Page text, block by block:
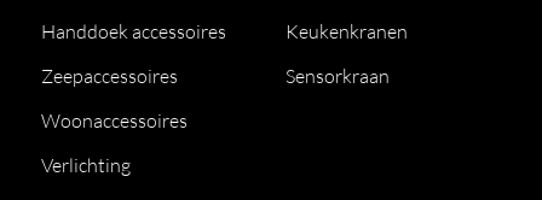
Handdoek accessoires
Zeepaccessoires
Woonaccessoires
Verlichting
Keukenkranen
Sensorkraan